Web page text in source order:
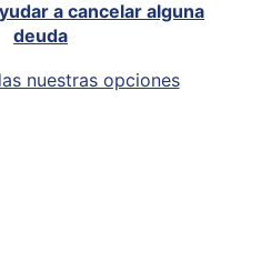
a cancelar alguna
deuda
nuestras opciones